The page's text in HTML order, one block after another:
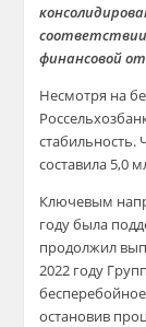
финансовой
Несмотря на
стабильность.
составила 5,0
Ключевым
году была
продолжил
2022 году
остановив